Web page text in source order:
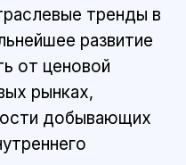
тренды в
развитие
от ценовой
рынках,
добывающих